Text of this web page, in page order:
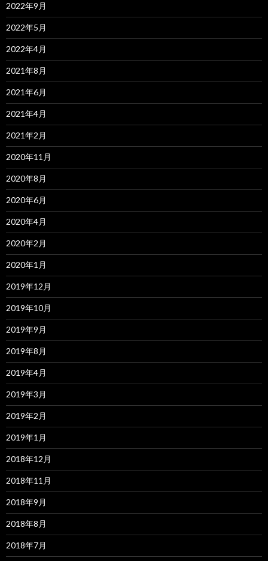
2022年9月
2022年5月
2022年4月
2021年8月
2021年6月
2021年4月
2021年2月
2020年11月
2020年8月
2020年6月
2020年4月
2020年2月
2020年1月
2019年12月
2019年10月
2019年9月
2019年8月
2019年4月
2019年3月
2019年2月
2019年1月
2018年12月
2018年11月
2018年9月
2018年8月
2018年7月